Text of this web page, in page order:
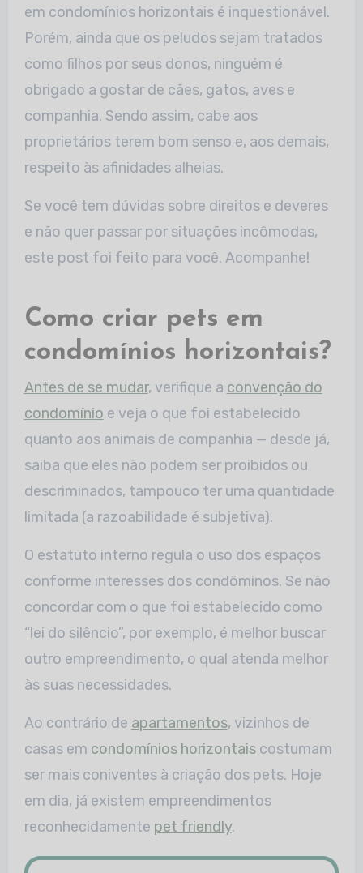
em condomínios horizontais é inquestionável.
Porém, ainda que os peludos sejam tratados
como filhos por seus donos, ninguém é
obrigado a gostar de cães, gatos, aves e
companhia. Sendo assim, cabe aos
proprietários terem bom senso e, aos demais,
respeito às afinidades alheias.
Se você tem dúvidas sobre direitos e deveres
e não quer passar por situações incômodas,
este post foi feito para você. Acompanhe!
Como criar pets em
condomínios horizontais?
Antes de se mudar, verifique a convenção do
condomínio e veja o que foi estabelecido
quanto aos animais de companhia — desde já,
saiba que eles não podem ser proibidos ou
descriminados, tampouco ter uma quantidade
limitada (a razoabilidade é subjetiva).
O estatuto interno regula o uso dos espaços
conforme interesses dos condôminos. Se não
concordar com o que foi estabelecido como
“lei do silêncio”, por exemplo, é melhor buscar
outro empreendimento, o qual atenda melhor
às suas necessidades.
Ao contrário de apartamentos, vizinhos de
casas em condomínios horizontaiscostumam
ser mais coniventes à criação dos pets. Hoje
em dia, já existem empreendimentos
reconhecidamente pet friendly.